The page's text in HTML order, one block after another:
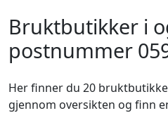
Bruktbutikker i
postnummer
Her finner du 20
gjennom oversikten og finn